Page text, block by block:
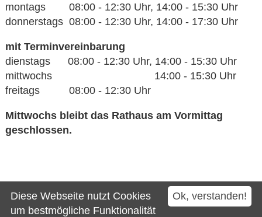
montags 08:00 - 12:30 Uhr, 14:00 - 15:30 Uhr
donnerstags 08:00 - 12:30 Uhr, 14:00 - 17:30 Uhr
mit Terminvereinbarung
dienstags 08:00 - 12:30 Uhr, 14:00 - 15:30 Uhr
mittwochs 14:00 - 15:30 Uhr
freitags 08:00 - 12:30 Uhr
Mittwochs bleibt das Rathaus am Vormittag
geschlossen.
Kontakt
Impressum
Ok, verstanden!
Diese Webseite nutzt Cookies
um bestmögliche Funktionalität